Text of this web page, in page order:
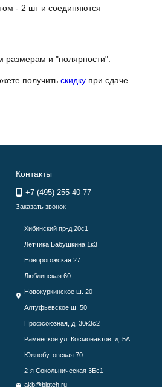
- 2 шт и соединяются
размерам и "полярности".
получить скидку при сдаче
Контакты
+7 (495) 255-40-77
Заказать звонок
Хибинский пр-д 20с1
Летчика Бабушкина 1к3
Новорогожская 27
Люблинская 60
Новокуркинское ш. 20
Алтуфьевское ш. 50
Профсоюзная, д. 30к3с2
Раменское ул. Космонавтов, д. 5А
Южнобутовская 70
2-я Сокольническая 3Бс1
akb@bigteh.ru